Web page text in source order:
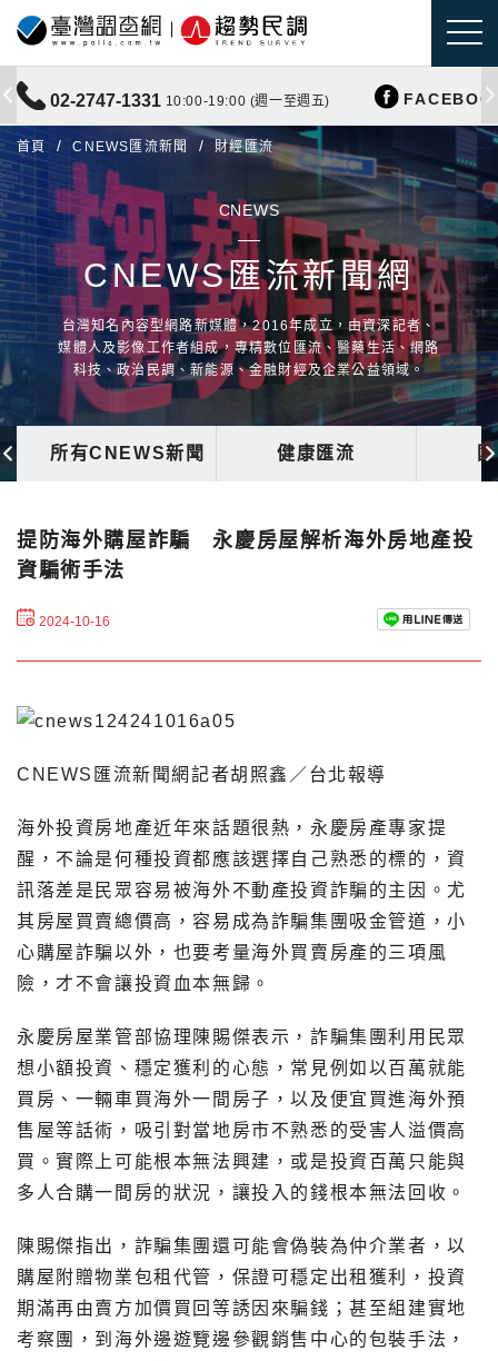
02-2747-1331 10:00-19:00 (週一至週五)
首頁 CNEWS匯流新聞 財經匯流
CNEWS
CNEWS匯流新聞網
台灣知名內容型網路新媒體，2016年成立，由資深記者、
媒體人及影像工作者組成，專精數位匯流、醫藥生活、網路
科技、政治民調、新能源、金融財經及企業公益領域。
所有CNEWS新聞 健康匯流
提防海外購屋詐騙 永慶房屋解析海外房地產投
資騙術手法
2024-10-16
CNEWS匯流新聞網記者胡照鑫／台北報導
海外投資房地產近年來話題很熱，永慶房產專家提
醒，不論是何種投資都應該選擇自己熟悉的標的，資
訊落差是民眾容易被海外不動產投資詐騙的主因。尤
其房屋買賣總價高，容易成為詐騙集團吸金管道，小
心購屋詐騙以外，也要考量海外買賣房產的三項風
險，才不會讓投資血本無歸。
永慶房屋業管部協理陳賜傑表示，詐騙集團利用民眾
想小額投資、穩定獲利的心態，常見例如以百萬就能
買房、一輛車買海外一間房子，以及便宜買進海外預
售屋等話術，吸引對當地房市不熟悉的受害人溢價高
買。實際上可能根本無法興建，或是投資百萬只能與
多人合購一間房的狀況，讓投入的錢根本無法回收。
陳賜傑指出，詐騙集團還可能會偽裝為仲介業者，以
購屋附贈物業包租代管，保證可穩定出租獲利，投資
期滿再由賣方加價買回等誘因來騙錢；甚至組建實地
考察團，到海外邊遊覽邊參觀銷售中心的包裝手法，